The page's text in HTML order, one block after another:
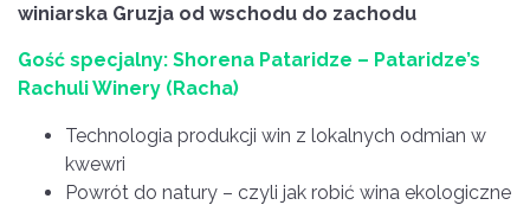
winiarska Gruzja od wschodu do zachodu
Gość specjalny: Shorena Pataridze – Pataridze’s
Rachuli Winery (Racha)
Technologia produkcji win z lokalnych odmian w
kwewri
Powrót do natury – czyli jak robić wina ekologiczne